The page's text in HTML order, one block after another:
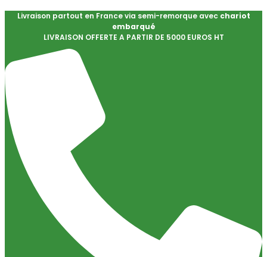
Livraison partout en France via semi-remorque avec chariot
embarqué
LIVRAISON OFFERTE A PARTIR DE 5000 EUROS HT